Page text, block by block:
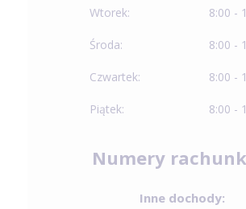
Wtorek: 8:00 -
Środa: 8:00 -
Czwartek: 8:00 -
Piątek: 8:00 -
Numery
Inne dochody: